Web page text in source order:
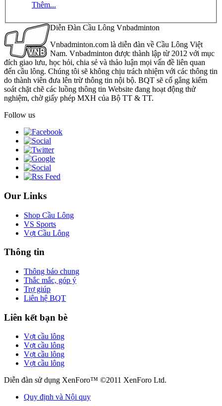
Thêm...
Diễn Đàn Cầu Lông Vnbadminton
Vnbadminton.com là diễn đàn về Cầu Lông Việt
Nam. Vnbadminton được thành lập từ 2012 với mục
đích giao lưu, học hỏi, chia sẻ và thảo luận mọi vấn đề liên quan
đến cầu lông. Chúng tôi sẽ không chịu trách nhiệm với các thông tin
do thành viên đưa lên trừ thông tin nội bộ. BQT sẽ cố gắng kiểm
soát chặt chẽ các luồng thông tin Website đang hoạt động thử
nghiệm, chờ giấy phép MXH của Bộ TT & TT.
Follow us
Our Links
Shop Cầu Lông
VS Sports
Vợt Cầu Lông
Thông tin
Thông báo chung
Thắc mắc, góp ý
Trợ giúp
Liên hệ BQT
Liên kết bạn bè
Vợt cầu lông
Vợt cầu lông
Vợt cầu lông
Vợt cầu lông
Diễn đàn sử dụng XenForo™ ©2011 XenForo Ltd.
Quy định và Nội quy